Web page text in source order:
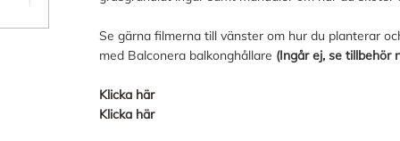
Se gärna filmerna till vänster om hur du planterar
med Balconera balkonghållare (Ingår ej, se tillbehör
Klicka här
Klicka här